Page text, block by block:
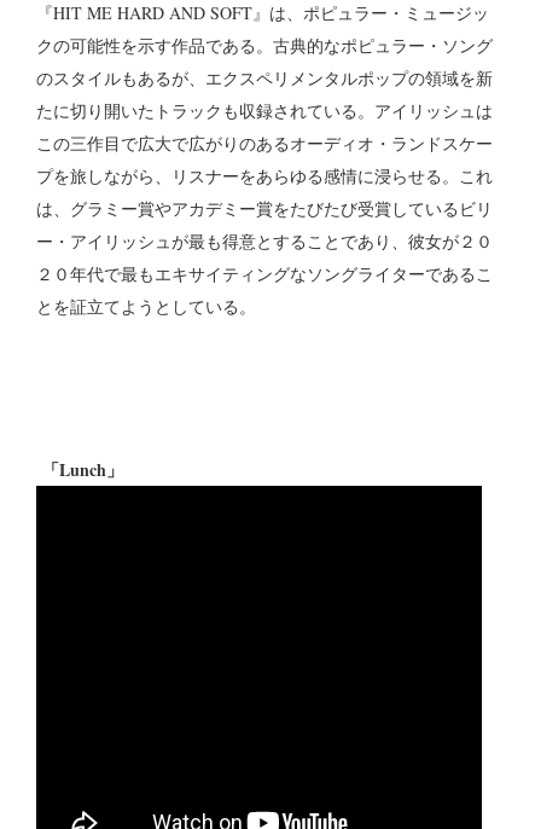
『HIT ME HARD AND SOFT』は、ポピュラー・ミュージッ
クの可能性を示す作品である。古典的なポピュラー・ソング
のスタイルもあるが、エクスペリメンタルポップの領域を新
たに切り開いたトラックも収録されている。アイリッシュは
この三作目で広大で広がりのあるオーディオ・ランドスケー
プを旅しながら、リスナーをあらゆる感情に浸らせる。これ
は、グラミー賞やアカデミー賞をたびたび受賞しているビリ
ー・アイリッシュが最も得意とすることであり、彼女が２０
２０年代で最もエキサイティングなソングライターであるこ
とを証立てようとしている。
「Lunch」